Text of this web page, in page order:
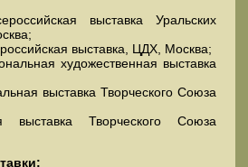
выставка Уральских
выставка, ЦДХ, Москва;
художественная выставка
выставка Творческого Союза
Творческого Союза